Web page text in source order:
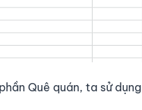
Quê quán, ta sử dụng